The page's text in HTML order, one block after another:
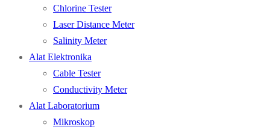
Chlorine Tester
Laser Distance Meter
Salinity Meter
Alat Elektronika
Cable Tester
Conductivity Meter
Alat Laboratorium
Mikroskop